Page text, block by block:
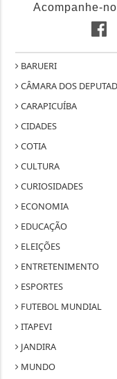
Acompanhe-
BARUERI
CÂMARA DOS
CARAPICUÍBA
CIDADES
COTIA
CULTURA
CURIOSIDADES
ECONOMIA
EDUCAÇÃO
ELEIÇÕES
ENTRETENIMENTO
ESPORTES
FUTEBOL MUNDIAL
ITAPEVI
JANDIRA
MUNDO